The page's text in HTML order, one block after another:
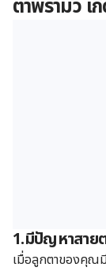
ตาพร่ามัว เ
1.มีปัญหาสาย
เมื่อลูกตาของคุณ